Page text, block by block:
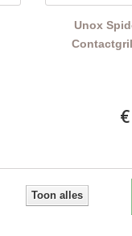
Unox
Toon alles